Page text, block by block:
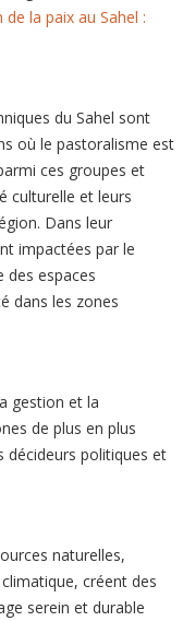
la paix au Sahel :
du Sahel sont
où le pastoralisme est
ces groupes et
culturelle et leurs
Dans leur
impactées par le
des espaces
dans les zones
gestion et la
de plus en plus
décideurs politiques et
naturelles,
créent des
serein et durable